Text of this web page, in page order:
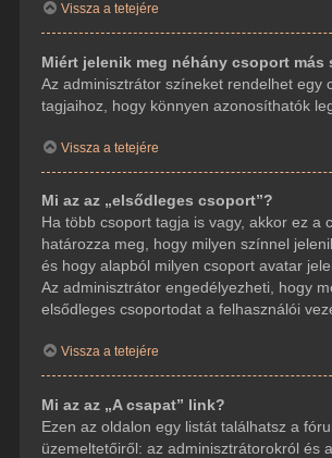
Vissza a tetejére
Miért jelenik meg néhány csoport más
Az adminisztrátor színeket rendelhet egy
tagjaihoz, hogy könnyen azonosíthatók
Vissza a tetejére
Mi az az „elsődleges csoport”?
Ha több csoport tagja is vagy, akkor ez a
határozza meg, hogy milyen színnel
és hogy alapból milyen csoport avatar
Az adminisztrátor engedélyezheti, hogy
elsődleges csoportodat a felhasználói
Vissza a tetejére
Mi az az „A csapat” link?
Ezen az oldalon egy listát találhatsz a
üzemeltetőiről: az adminisztrátorokról és